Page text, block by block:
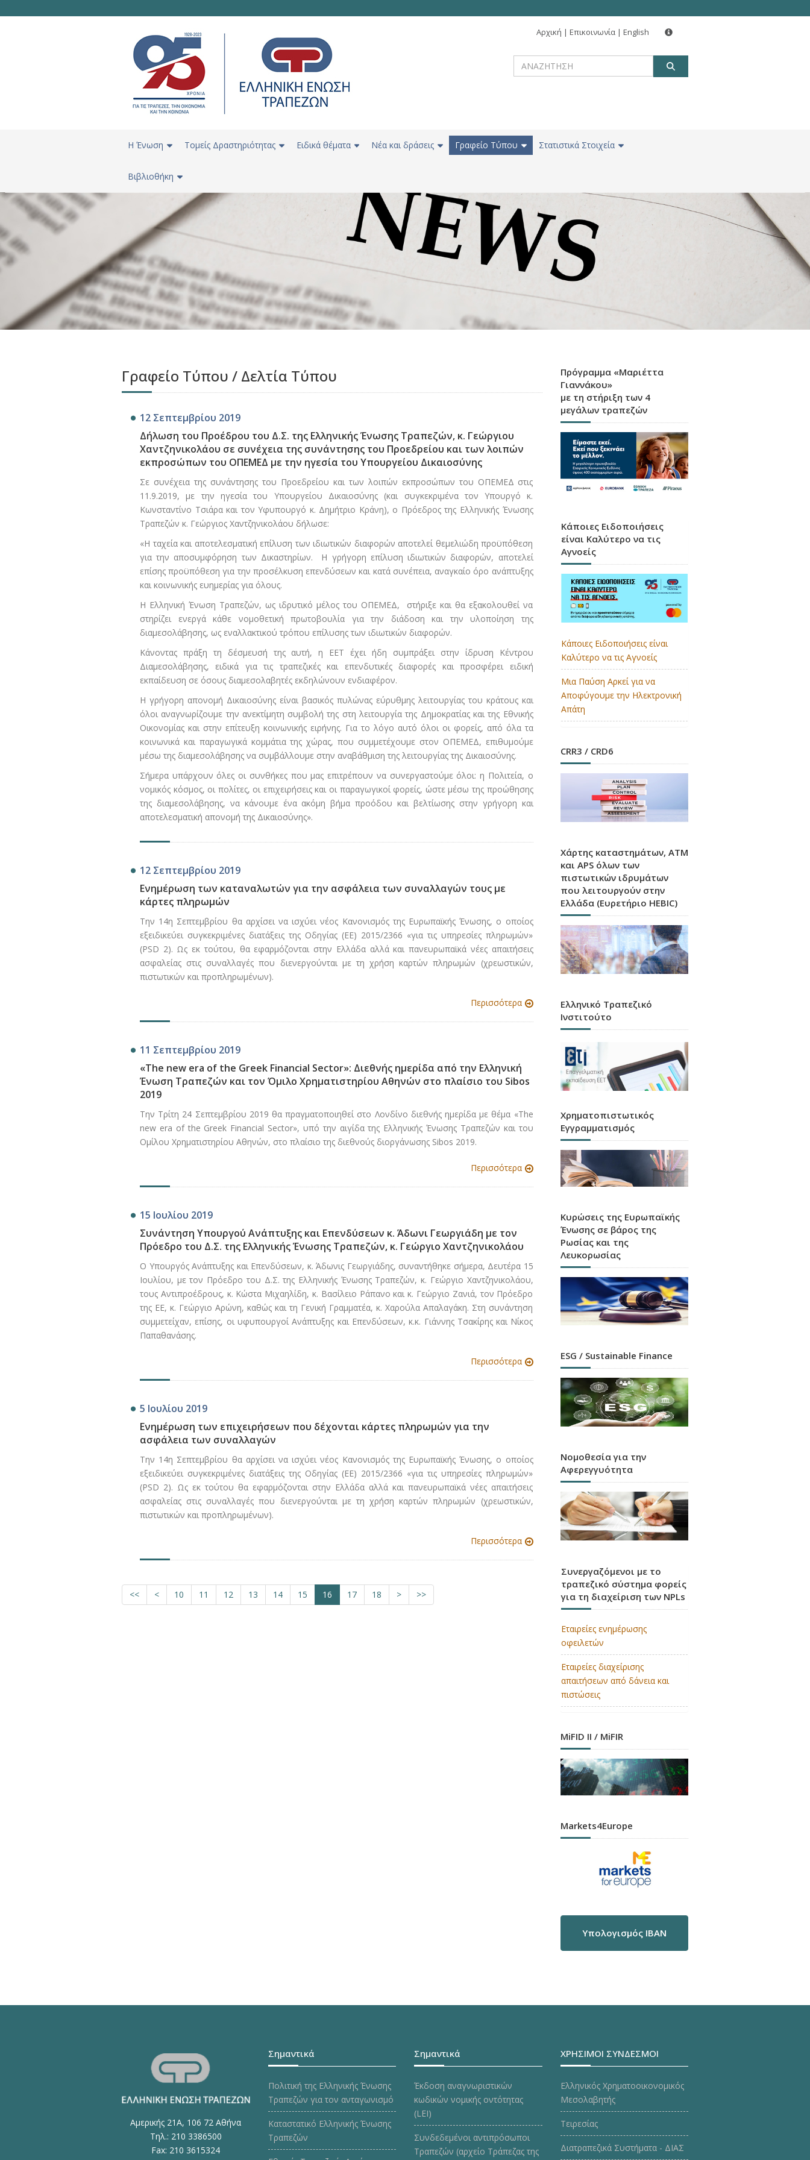
Αρχική | Επικοινωνία | English
H Ένωση Τομείς Δραστηριότητας Ειδικά θέματα Νέα και δράσεις Γραφείο Τύπου Στατιστικά Στοιχεία
Βιβλιοθήκη
Γραφείο Τύπου / Δελτία Τύπου
12 Σεπτεμβρίου 2019
Δήλωση του Προέδρου του Δ.Σ. της Ελληνικής Ένωσης Τραπεζών, κ. Γεώργιου
Χαντζηνικολάου σε συνέχεια της συνάντησης του Προεδρείου και των λοιπών
εκπροσώπων του ΟΠΕΜΕΔ με την ηγεσία του Υπουργείου Δικαιοσύνης
Σε συνέχεια της συνάντησης του Προεδρείου και των λοιπών εκπροσώπων του ΟΠΕΜΕΔ στις
11.9.2019, με την ηγεσία του Υπουργείου Δικαιοσύνης (και συγκεκριμένα τον Υπουργό κ.
Κωνσταντίνο Τσιάρα και τον Υφυπουργό κ. Δημήτριο Κράνη), ο Πρόεδρος της Ελληνικής Ένωσης
Τραπεζών κ. Γεώργιος Χαντζηνικολάου δήλωσε:
«Η ταχεία και αποτελεσματική επίλυση των ιδιωτικών διαφορών αποτελεί θεμελιώδη προϋπόθεση
για την αποσυμφόρηση των Δικαστηρίων. Η γρήγορη επίλυση ιδιωτικών διαφορών, αποτελεί
επίσης προϋπόθεση για την προσέλκυση επενδύσεων και κατά συνέπεια, αναγκαίο όρο ανάπτυξης
και κοινωνικής ευημερίας για όλους.
Η Ελληνική Ένωση Τραπεζών, ως ιδρυτικό μέλος του ΟΠΕΜΕΔ, στήριξε και θα εξακολουθεί να
στηρίζει ενεργά κάθε νομοθετική πρωτοβουλία για την διάδοση και την υλοποίηση της
διαμεσολάβησης, ως εναλλακτικού τρόπου επίλυσης των ιδιωτικών διαφορών.
Κάνοντας πράξη τη δέσμευσή της αυτή, η ΕΕΤ έχει ήδη συμπράξει στην ίδρυση Κέντρου
Διαμεσολάβησης, ειδικά για τις τραπεζικές και επενδυτικές διαφορές και προσφέρει ειδική
εκπαίδευση σε όσους διαμεσολαβητές εκδηλώνουν ενδιαφέρον.
Η γρήγορη απονομή Δικαιοσύνης είναι βασικός πυλώνας εύρυθμης λειτουργίας του κράτους και
όλοι αναγνωρίζουμε την ανεκτίμητη συμβολή της στη λειτουργία της Δημοκρατίας και της Εθνικής
Οικονομίας και στην επίτευξη κοινωνικής ειρήνης. Για το λόγο αυτό όλοι οι φορείς, από όλα τα
κοινωνικά και παραγωγικά κομμάτια της χώρας, που συμμετέχουμε στον ΟΠΕΜΕΔ, επιθυμούμε
μέσω της διαμεσολάβησης να συμβάλλουμε στην αναβάθμιση της λειτουργίας της Δικαιοσύνης.
Σήμερα υπάρχουν όλες οι συνθήκες που μας επιτρέπουν να συνεργαστούμε όλοι: η Πολιτεία, ο
νομικός κόσμος, οι πολίτες, οι επιχειρήσεις και οι παραγωγικοί φορείς, ώστε μέσω της προώθησης
της διαμεσολάβησης, να κάνουμε ένα ακόμη βήμα προόδου και βελτίωσης στην γρήγορη και
αποτελεσματική απονομή της Δικαιοσύνης».
12 Σεπτεμβρίου 2019
Ενημέρωση των καταναλωτών για την ασφάλεια των συναλλαγών τους με
κάρτες πληρωμών
Την 14η Σεπτεμβρίου θα αρχίσει να ισχύει νέος Κανονισμός της Ευρωπαϊκής Ένωσης, ο οποίος
εξειδικεύει συγκεκριμένες διατάξεις της Οδηγίας (ΕΕ) 2015/2366 «για τις υπηρεσίες πληρωμών»
(PSD 2). Ως εκ τούτου, θα εφαρμόζονται στην Ελλάδα αλλά και πανευρωπαϊκά νέες απαιτήσεις
ασφαλείας στις συναλλαγές που διενεργούνται με τη χρήση καρτών πληρωμών (χρεωστικών,
πιστωτικών και προπληρωμένων).
Περισσότερα
11 Σεπτεμβρίου 2019
«The new era of the Greek Financial Sector»: Διεθνής ημερίδα από την Ελληνική
Ένωση Τραπεζών και τον Όμιλο Χρηματιστηρίου Αθηνών στο πλαίσιο του Sibos
2019
Την Τρίτη 24 Σεπτεμβρίου 2019 θα πραγματοποιηθεί στο Λονδίνο διεθνής ημερίδα με θέμα «The
new era of the Greek Financial Sector», υπό την αιγίδα της Ελληνικής Ένωσης Τραπεζών και του
Ομίλου Χρηματιστηρίου Αθηνών, στο πλαίσιο της διεθνούς διοργάνωσης Sibos 2019.
Περισσότερα
15 Ιουλίου 2019
Συνάντηση Υπουργού Ανάπτυξης και Επενδύσεων κ. Άδωνι Γεωργιάδη με τον
Πρόεδρο του Δ.Σ. της Ελληνικής Ένωσης Τραπεζών, κ. Γεώργιο Χαντζηνικολάου
Ο Υπουργός Ανάπτυξης και Επενδύσεων, κ. Άδωνις Γεωργιάδης, συναντήθηκε σήμερα, Δευτέρα 15
Ιουλίου, με τον Πρόεδρο του Δ.Σ. της Ελληνικής Ένωσης Τραπεζών, κ. Γεώργιο Χαντζηνικολάου,
τους Αντιπροέδρους, κ. Κώστα Μιχαηλίδη, κ. Βασίλειο Ράπανο και κ. Γεώργιο Ζανιά, τον Πρόεδρο
της ΕΕ, κ. Γεώργιο Αρώνη, καθώς και τη Γενική Γραμματέα, κ. Χαρούλα Απαλαγάκη. Στη συνάντηση
συμμετείχαν, επίσης, οι υφυπουργοί Ανάπτυξης και Επενδύσεων, κ.κ. Γιάννης Τσακίρης και Νίκος
Παπαθανάσης.
Περισσότερα
5 Ιουλίου 2019
Ενημέρωση των επιχειρήσεων που δέχονται κάρτες πληρωμών για την
ασφάλεια των συναλλαγών
Την 14η Σεπτεμβρίου θα αρχίσει να ισχύει νέος Κανονισμός της Ευρωπαϊκής Ένωσης, ο οποίος
εξειδικεύει συγκεκριμένες διατάξεις της Οδηγίας (ΕΕ) 2015/2366 «για τις υπηρεσίες πληρωμών»
(PSD 2). Ως εκ τούτου θα εφαρμόζονται στην Ελλάδα αλλά και πανευρωπαϊκά νέες απαιτήσεις
ασφαλείας στις συναλλαγές που διενεργούνται με τη χρήση καρτών πληρωμών (χρεωστικών,
πιστωτικών και προπληρωμένων).
Περισσότερα
<< < 10 11 12 13 14 15 16 17 18 > >>
Πρόγραμμα «Μαριέττα
Γιαννάκου»
με τη στήριξη των 4
μεγάλων τραπεζών
Κάποιες Ειδοποιήσεις
είναι Καλύτερο να τις
Αγνοείς
Κάποιες Ειδοποιήσεις είναι
Καλύτερο να τις Αγνοείς
Μια Παύση Αρκεί για να
Αποφύγουμε την Ηλεκτρονική
Απάτη
CRR3 / CRD6
Χάρτης καταστημάτων, ATM
και APS όλων των
πιστωτικών ιδρυμάτων
που λειτουργούν στην
Ελλάδα (Ευρετήριο HEBIC)
Ελληνικό Τραπεζικό
Ινστιτούτο
Χρηματοπιστωτικός
Εγγραμματισμός
Κυρώσεις της Ευρωπαϊκής
Ένωσης σε βάρος της
Ρωσίας και της
Λευκορωσίας
ESG / Sustainable Finance
Νομοθεσία για την
Αφερεγγυότητα
Συνεργαζόμενοι με το
τραπεζικό σύστημα φορείς
για τη διαχείριση των NPLs
Εταιρείες ενημέρωσης
οφειλετών
Εταιρείες διαχείρισης
απαιτήσεων από δάνεια και
πιστώσεις
MiFID II / MiFIR
Markets4Europe
Υπολογισμός IBAN
Αμερικής 21Α, 106 72 Αθήνα
Τηλ.: 210 3386500
Fax: 210 3615324
Σημαντικά
Πολιτική της Ελληνικής Ένωσης
Τραπεζών για τον ανταγωνισμό
Καταστατικό Ελληνικής Ένωσης
Τραπεζών
Σημαντικά
Έκδοση αναγνωριστικών
κωδικών νομικής οντότητας
(LEI)
Συνδεδεμένοι αντιπρόσωποι
Τραπεζών (αρχείο Τράπεζας της
ΧΡΗΣΙΜΟΙ ΣΥΝΔΕΣΜΟΙ
Ελληνικός Χρηματοοικονομικός
Μεσολαβητής
Τειρεσίας
Διατραπεζικά Συστήματα - ΔΙΑΣ